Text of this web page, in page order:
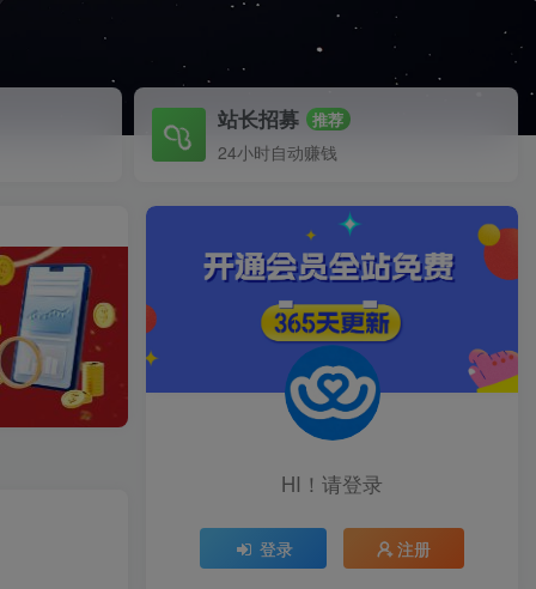
站长招募 推荐
24小时自动赚钱
HI！请登录
登录 注册